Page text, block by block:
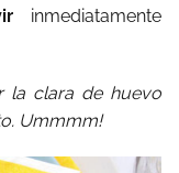
inmediatamente
la clara de huevo
Ummmm!